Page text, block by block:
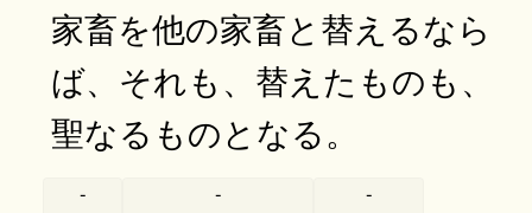
家畜を他の家畜と替えるなら
ば、それも、替えたものも、
聖なるものとなる。
- - -